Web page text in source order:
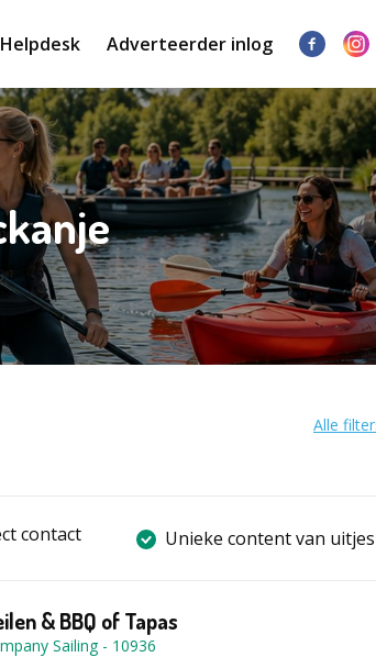
Helpdesk Adverteerder inlog
Alle
contact Unieke content van uitjes
& BBQ of Tapas
Sailing- 10936